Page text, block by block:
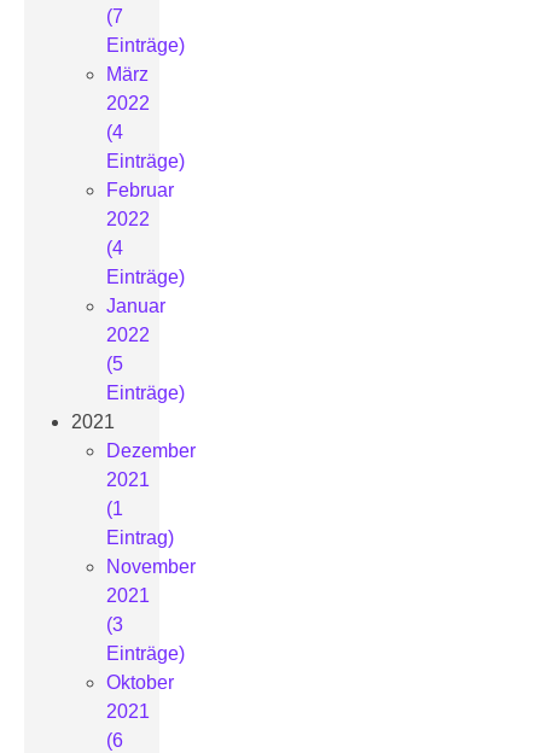
(7
Einträge)
März
2022
(4
Einträge)
Februar
2022
(4
Einträge)
Januar
2022
(5
Einträge)
2021
Dezember
2021
(1
Eintrag)
November
2021
(3
Einträge)
Oktober
2021
(6